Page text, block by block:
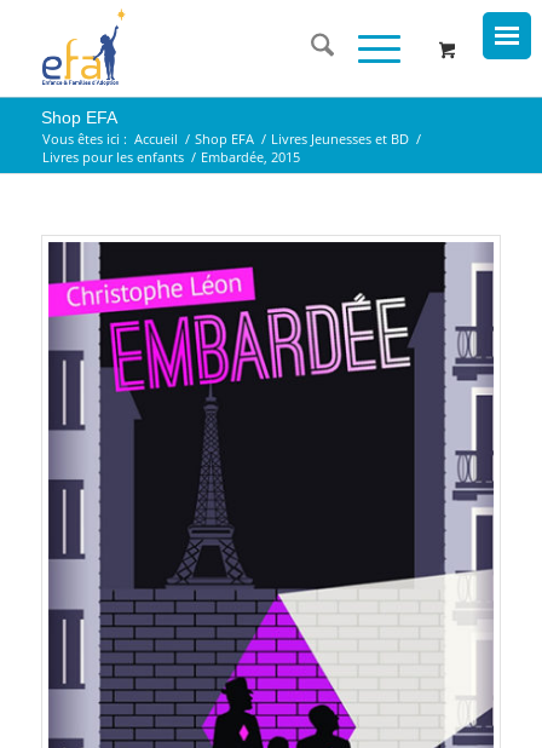
Shop EFA
Vous êtes ici : Accueil / Shop EFA / Livres Jeunesses et BD /
Livres pour les enfants / Embardée, 2015